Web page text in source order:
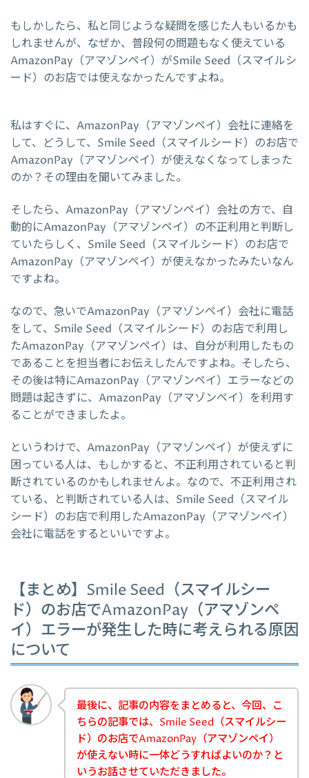
もしかしたら、私と同じような疑問を感じた人もいるかも
しれませんが、なぜか、普段何の問題もなく使えている
AmazonPay（アマゾンペイ）がSmile Seed（スマイルシ
ード）のお店では使えなかったんですよね。
私はすぐに、AmazonPay（アマゾンペイ）会社に連絡を
して、どうして、Smile Seed（スマイルシード）のお店で
AmazonPay（アマゾンペイ）が使えなくなってしまった
のか？その理由を聞いてみました。
そしたら、AmazonPay（アマゾンペイ）会社の方で、自
動的にAmazonPay（アマゾンペイ）の不正利用と判断し
ていたらしく、Smile Seed（スマイルシード）のお店で
AmazonPay（アマゾンペイ）が使えなかったみたいなん
ですよね。
なので、急いでAmazonPay（アマゾンペイ）会社に電話
をして、Smile Seed（スマイルシード）のお店で利用し
たAmazonPay（アマゾンペイ）は、自分が利用したもの
であることを担当者にお伝えしたんですよね。そしたら、
その後は特にAmazonPay（アマゾンペイ）エラーなどの
問題は起きずに、AmazonPay（アマゾンペイ）を利用す
ることができましたよ。
というわけで、AmazonPay（アマゾンペイ）が使えずに
困っている人は、もしかすると、不正利用されていると判
断されているのかもしれませんよ。なので、不正利用され
ている、と判断されている人は、Smile Seed（スマイル
シード）のお店で利用したAmazonPay（アマゾンペイ）
会社に電話をするといいですよ。
【まとめ】Smile Seed（スマイルシー
ド）のお店でAmazonPay（アマゾンペ
イ）エラーが発生した時に考えられる原因
について
最後に、記事の内容をまとめると、今回、こ
ちらの記事では、Smile Seed（スマイルシー
ド）のお店でAmazonPay（アマゾンペイ）
が使えない時に一体どうすればよいのか？と
いうお話させていただきました。